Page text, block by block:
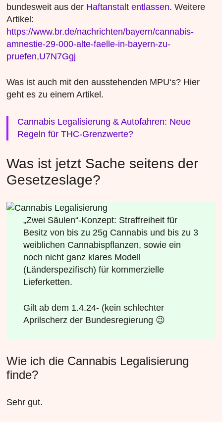
bundesweit aus der Haftanstalt entlassen. Weitere
Artikel:
https://www.br.de/nachrichten/bayern/cannabis-
amnestie-29-000-alte-faelle-in-bayern-zu-
pruefen,U7N7Ggj
Was ist auch mit den ausstehenden MPU‘s? Hier
geht es zu einem Artikel.
Cannabis Legalisierung & Autofahren: Neue
Regeln für THC-Grenzwerte?
Was ist jetzt Sache seitens der
Gesetzeslage?
„Zwei Säulen“-Konzept: Straffreiheit für
Besitz von bis zu 25g Cannabis und bis zu 3
weiblichen Cannabispflanzen, sowie ein
noch nicht ganz klares Modell
(Länderspezifisch) für kommerzielle
Lieferketten.
Gilt ab dem 1.4.24- (kein schlechter
Aprilscherz der Bundesregierung 😉
Wie ich die Cannabis Legalisierung
finde?
Sehr gut.